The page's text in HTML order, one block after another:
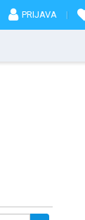
PRIJAVA |